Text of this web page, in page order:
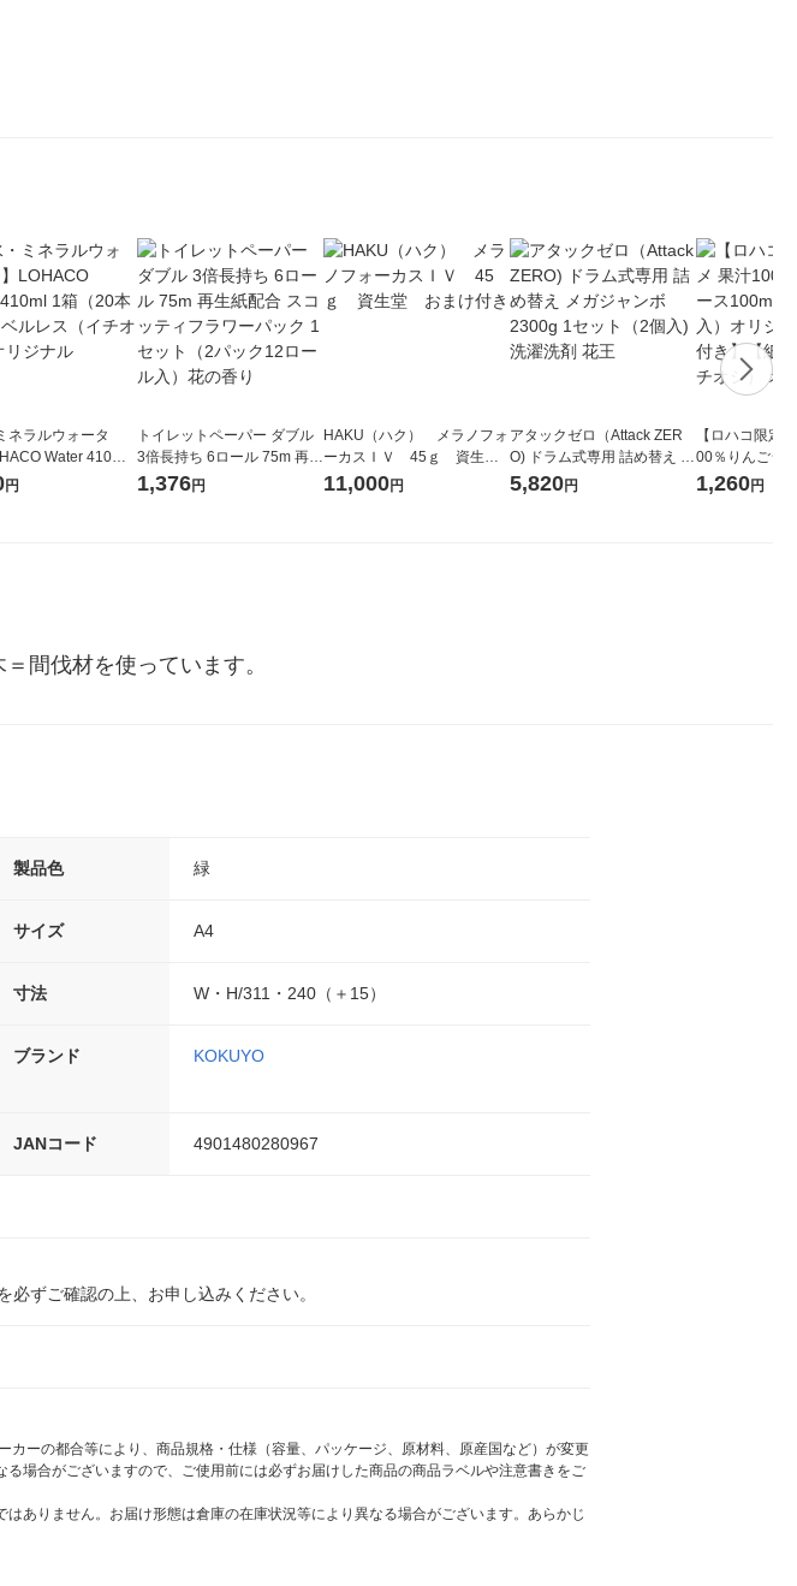
ネラルウォータ
Water 410ml
入）ラベルレス
円
トイレットペーパー ダブル
3倍長持ち 6ロール 75m 再生
紙配合 スコッティフラワー
1,376円
HAKU（ハク） メラノフォ
ーカスＩＶ 45ｇ 資生
堂 おまけ付き
11,000円
アタックゼロ（Attack ZER
O) ドラム式専用 詰め替え メ
ガジャンボ 2300g 1セット
5,820円
【ロハコ限定
00％りんごジ
箱（18本入）
1,260円
間伐材を使っています。
製品色 緑
サイズ A4
寸法 W・H/311・240（＋15）
ブランド KOKUYO
JANコード 4901480280967
ずご確認の上、お申し込みください。
ーの都合等により、商品規格・仕様（容量、パッケージ、原材料、原産国など）が変更
場合がございますので、ご使用前には必ずお届けした商品の商品ラベルや注意書きをご
ありません。お届け形態は倉庫の在庫状況等により異なる場合がございます。あらかじ